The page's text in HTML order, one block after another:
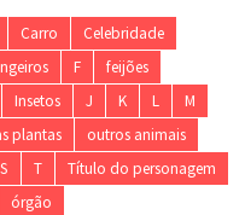
Carro
Celebridade
F
feijões
Insetos J K L
M
plantas
outros animais
S T
Título do personagem
órgão